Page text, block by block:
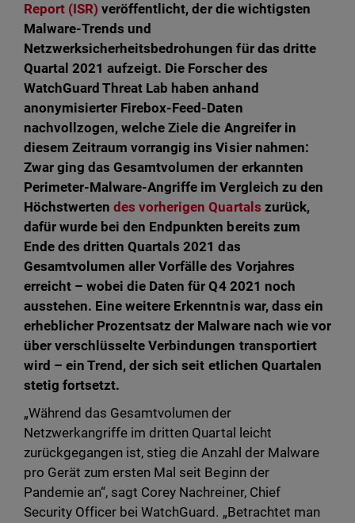
Report (ISR) veröffentlicht, der die wichtigsten
Malware-Trends und
Netzwerksicherheitsbedrohungen für das dritte
Quartal 2021 aufzeigt. Die Forscher des
WatchGuard Threat Lab haben anhand
anonymisierter Firebox-Feed-Daten
nachvollzogen, welche Ziele die Angreifer in
diesem Zeitraum vorrangig ins Visier nahmen:
Zwar ging das Gesamtvolumen der erkannten
Perimeter-Malware-Angriffe im Vergleich zu den
Höchstwertendes vorherigen Quartals zurück,
dafür wurde bei den Endpunkten bereits zum
Ende des dritten Quartals 2021 das
Gesamtvolumen aller Vorfälle des Vorjahres
erreicht – wobei die Daten für Q4 2021 noch
ausstehen. Eine weitere Erkenntnis war, dass ein
erheblicher Prozentsatz der Malware nach wie vor
über verschlüsselte Verbindungen transportiert
wird – ein Trend, der sich seit etlichen Quartalen
stetig fortsetzt.
„Während das Gesamtvolumen der
Netzwerkangriffe im dritten Quartal leicht
zurückgegangen ist, stieg die Anzahl der Malware
pro Gerät zum ersten Mal seit Beginn der
Pandemie an“, sagt Corey Nachreiner, Chief
Security Officer bei WatchGuard. „Betrachtet man